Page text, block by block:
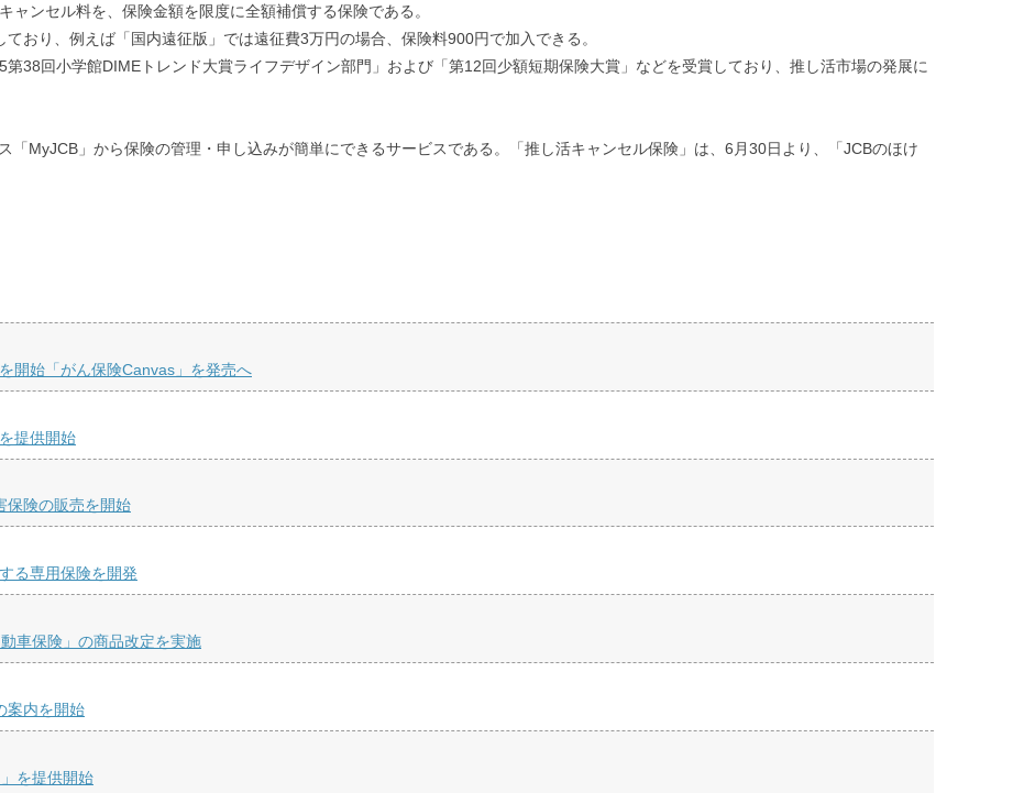
ンセル料を、保険金額を限度に全額補償する保険である。
おり、例えば「国内遠征版」では遠征費3万円の場合、保険料900円で加入できる。
38回小学館DIMEトレンド大賞ライフデザイン部門」および「第12回少額短期保険大賞」などを受賞しており、推し活市場の発展に
「MyJCB」から保険の管理・申し込みが簡単にできるサービスである。「推し活キャンセル保険」は、6月30日より、「JCBのほけ
開始「がん保険Canvas」を発売へ
提供開始
保険の販売を開始
る専用保険を開発
車保険」の商品改定を実施
案内を開始
を提供開始